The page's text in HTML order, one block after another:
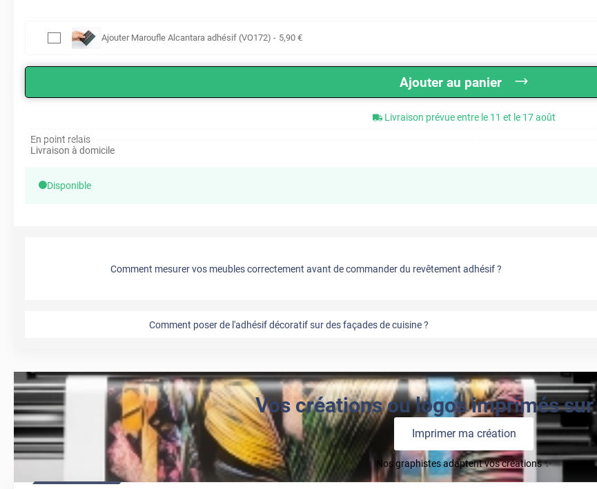
Ajouter Maroufle Alcantara adhésif (VO172) - 5,90 €
Ajouter au panier
Livraison prévue entre le 11 et le 17 août
En point relais
Livraison à domicile
Disponible
Comment mesurer vos meubles correctement avant de commander du revêtement adhésif ?
Comment poser de l'adhésif décoratif sur des façades de cuisine ?
Vos créations ou logos imprimés
Imprimer ma création
Nos graphistes adaptent vos créations ✨